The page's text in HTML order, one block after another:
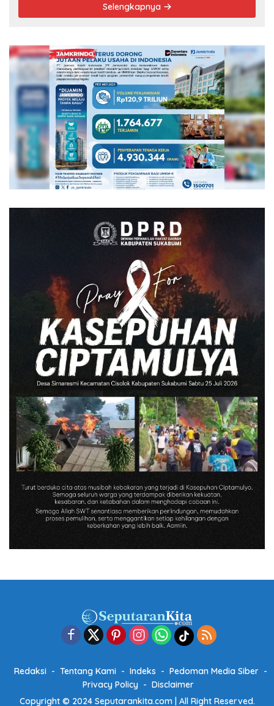
Selengkapnya
Redaksi Tentang Kami Indeks
Pedoman Media Siber
Privacy Policy
Disclaimer
Copyright © 2024 Seputarankita.com | All Right Reserved.